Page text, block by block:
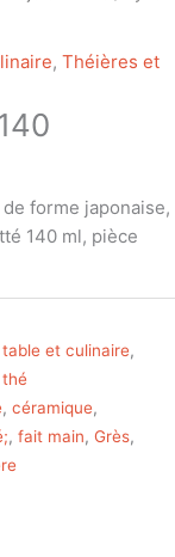
, Théières et
forme japonaise,
140 ml, pièce
et culinaire,
, céramique,
, fait main, Grès,